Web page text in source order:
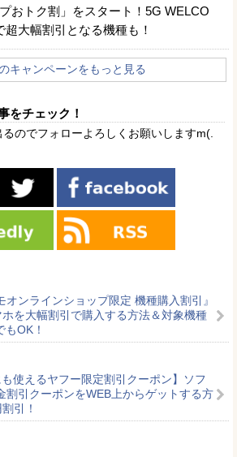
おトク割」をスタート！5G WELCO
超大幅割引となる機種も！
キャンペーンをもっと見る
をチェック！
のでフォローよろしくお願いしますm(.
オンラインショップ限定 機種購入割引』
を大幅割引で購入する方法＆対象機種
OK！
使えるヤフー限定割引クーポン】ソフ
割引クーポンをWEB上からゲットする方
引！